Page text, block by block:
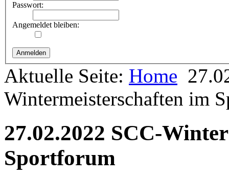
Passwort:
Angemeldet bleiben:
Aktuelle Seite: Home
Wintermeisterschaften im
27.02.2022 SCC-
Sportforum